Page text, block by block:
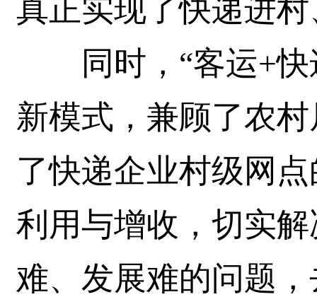
真正实现了快递进
同时，“客运+快
新模式，兼顾了农
了快递企业村级网
利用与增收，切实
难、发展难的问题